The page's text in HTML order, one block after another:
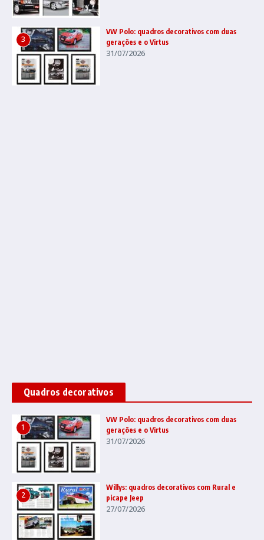
3
VW Polo: quadros decorativos com duas
gerações e o Virtus
31/07/2026
Quadros decorativos
1
VW Polo: quadros decorativos com duas
gerações e o Virtus
31/07/2026
2
Willys: quadros decorativos com Rural e
picape Jeep
27/07/2026